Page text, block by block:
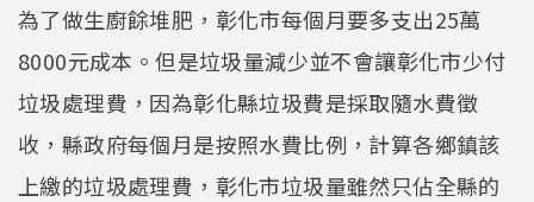
為了做生廚餘堆肥，彰化市每個月要多支出25萬
8000元成本。但是垃圾量減少並不會讓彰化市少付
垃圾處理費，因為彰化縣垃圾費是採取隨水費徵
收，縣政府每個月是按照水費比例，計算各鄉鎮該
上繳的垃圾處理費，彰化市垃圾量雖然只佔全縣的